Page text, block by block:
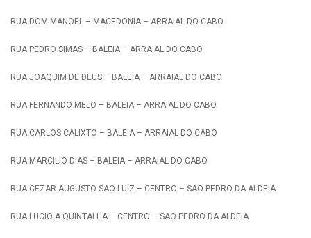
RUA DOM MANOEL – MACEDONIA – ARRAIAL DO CABO
RUA PEDRO SIMAS – BALEIA – ARRAIAL DO CABO
RUA JOAQUIM DE DEUS – BALEIA – ARRAIAL DO CABO
RUA FERNANDO MELO – BALEIA – ARRAIAL DO CABO
RUA CARLOS CALIXTO – BALEIA – ARRAIAL DO CABO
RUA MARCILIO DIAS – BALEIA – ARRAIAL DO CABO
RUA CEZAR AUGUSTO SAO LUIZ – CENTRO – SAO PEDRO DA ALDEIA
RUA LUCIO A QUINTALHA – CENTRO – SAO PEDRO DA ALDEIA